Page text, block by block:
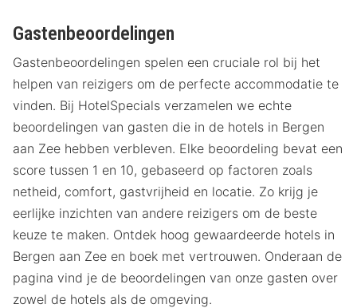
Gastenbeoordelingen
Gastenbeoordelingen spelen een cruciale rol bij het
helpen van reizigers om de perfecte accommodatie te
vinden. Bij HotelSpecials verzamelen we echte
beoordelingen van gasten die in de hotels in Bergen
aan Zee hebben verbleven. Elke beoordeling bevat een
score tussen 1 en 10, gebaseerd op factoren zoals
netheid, comfort, gastvrijheid en locatie. Zo krijg je
eerlijke inzichten van andere reizigers om de beste
keuze te maken. Ontdek hoog gewaardeerde hotels in
Bergen aan Zee en boek met vertrouwen. Onderaan de
pagina vind je de beoordelingen van onze gasten over
zowel de hotels als de omgeving.